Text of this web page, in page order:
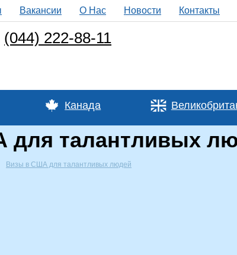
Вакансии О Нас Новости Контакты
(044) 222-88-11
Канада
талантливых
Визы в США для талантливых людей